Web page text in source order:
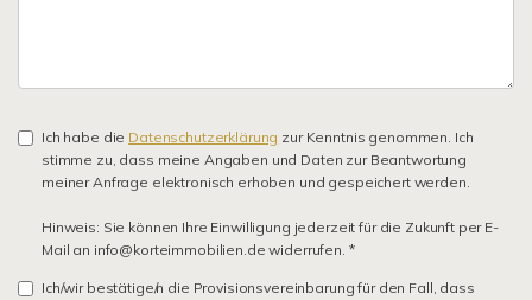
Ich habe die Datenschutzerklärung zur Kenntnis genommen. Ich
stimme zu, dass meine Angaben und Daten zur Beantwortung
meiner Anfrage elektronisch erhoben und gespeichert werden.
Hinweis: Sie können Ihre Einwilligung jederzeit für die Zukunft per E-
Mail an info@korteimmobilien.de widerrufen. *
Ich/wir bestätige/n die Provisionsvereinbarung für den Fall, dass